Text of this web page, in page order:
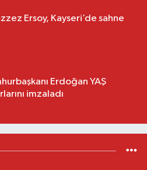
Ersoy, Kayseri’de sahne
Erdoğan YAŞ
imzaladı